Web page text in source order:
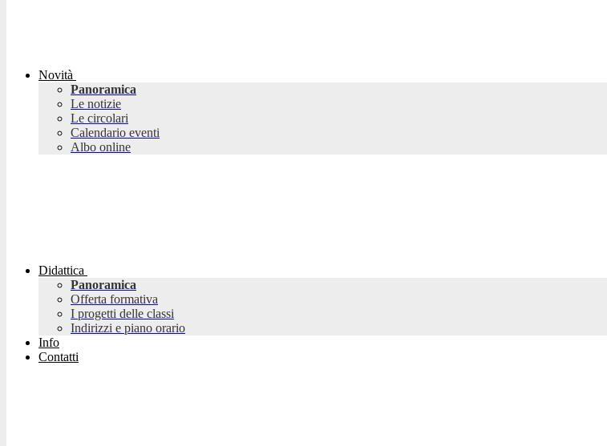
Novità
Panoramica
Le notizie
Le circolari
Calendario eventi
Albo online
Didattica
Panoramica
Offerta formativa
I progetti delle classi
Indirizzi e piano orario
Info
Contatti